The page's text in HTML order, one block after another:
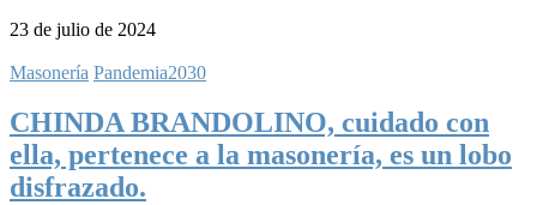
23 de julio de 2024
Masonería Pandemia2030
CHINDA BRANDOLINO, cuidado con
ella, pertenece a la masonería, es un lobo
disfrazado.